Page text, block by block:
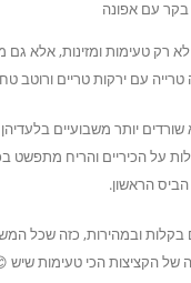
בקר עם אפונה
רק טעימות ומזינות, אלא גם
עם ירקות טריים ורוטב
יותר משבועיים
על הכיריים והריח מתפשט
הראשון.
בקלות ובמהירות, כזה שכל
הקציצות הכי טעימות שיש